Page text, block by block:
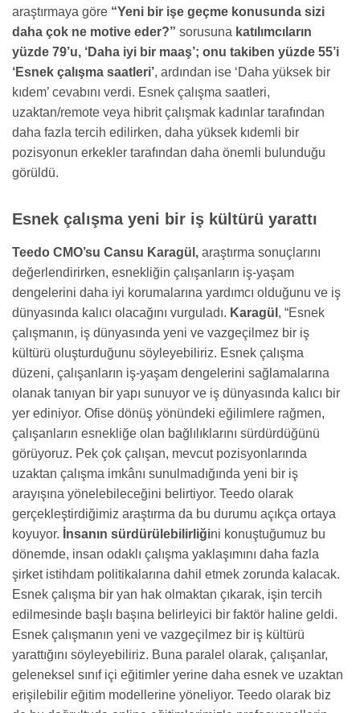
araştırmaya göre “Yeni bir işe geçme konusunda sizi
daha çok ne motive eder?” sorusuna katılımcıların
yüzde 79’u, ‘Daha iyi bir maaş’; onu takiben yüzde 55’i
‘Esnek çalışma saatleri’, ardından ise ‘Daha yüksek bir
kıdem’ cevabını verdi. Esnek çalışma saatleri,
uzaktan/remote veya hibrit çalışmak kadınlar tarafından
daha fazla tercih edilirken, daha yüksek kıdemli bir
pozisyonun erkekler tarafından daha önemli bulunduğu
görüldü.
Esnek çalışma yeni bir iş kültürü yarattı
Teedo CMO’su Cansu Karagül, araştırma sonuçlarını
değerlendirirken, esnekliğin çalışanların iş-yaşam
dengelerini daha iyi korumalarına yardımcı olduğunu ve iş
dünyasında kalıcı olacağını vurguladı. Karagül , “Esnek
çalışmanın, iş dünyasında yeni ve vazgeçilmez bir iş
kültürü oluşturduğunu söyleyebiliriz. Esnek çalışma
düzeni, çalışanların iş-yaşam dengelerini sağlamalarına
olanak tanıyan bir yapı sunuyor ve iş dünyasında kalıcı bir
yer ediniyor. Ofise dönüş yönündeki eğilimlere rağmen,
çalışanların esnekliğe olan bağlılıklarını sürdürdüğünü
görüyoruz. Pek çok çalışan, mevcut pozisyonlarında
uzaktan çalışma imkânı sunulmadığında yeni bir iş
arayışına yönelebileceğini belirtiyor. Teedo olarak
gerçekleştirdiğimiz araştırma da bu durumu açıkça ortaya
koyuyor. İnsanın sürdürülebilirliğini konuştuğumuz bu
dönemde, insan odaklı çalışma yaklaşımını daha fazla
şirket istihdam politikalarına dahil etmek zorunda kalacak.
Esnek çalışma bir yan hak olmaktan çıkarak, işin tercih
edilmesinde başlı başına belirleyici bir faktör haline geldi.
Esnek çalışmanın yeni ve vazgeçilmez bir iş kültürü
yarattığını söyleyebiliriz. Buna paralel olarak, çalışanlar,
geleneksel sınıf içi eğitimler yerine daha esnek ve uzaktan
erişilebilir eğitim modellerine yöneliyor. Teedo olarak biz